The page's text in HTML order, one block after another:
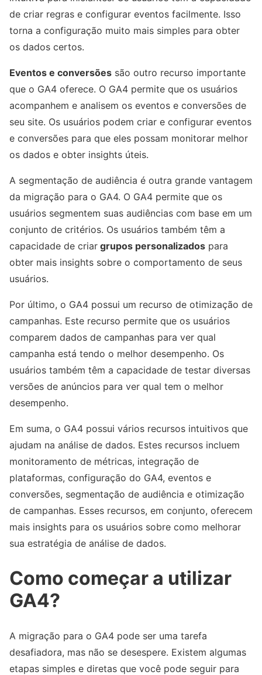
de criar regras e configurar eventos facilmente. Isso
torna a configuração muito mais simples para obter
os dados certos.
Eventos e conversões são outro recurso importante
que o GA4 oferece. O GA4 permite que os usuários
acompanhem e analisem os eventos e conversões de
seu site. Os usuários podem criar e configurar eventos
e conversões para que eles possam monitorar melhor
os dados e obter insights úteis.
A segmentação de audiência é outra grande vantagem
da migração para o GA4. O GA4 permite que os
usuários segmentem suas audiências com base em um
conjunto de critérios. Os usuários também têm a
capacidade de criar grupos personalizados para
obter mais insights sobre o comportamento de seus
usuários.
Por último, o GA4 possui um recurso de otimização de
campanhas. Este recurso permite que os usuários
comparem dados de campanhas para ver qual
campanha está tendo o melhor desempenho. Os
usuários também têm a capacidade de testar diversas
versões de anúncios para ver qual tem o melhor
desempenho.
Em suma, o GA4 possui vários recursos intuitivos que
ajudam na análise de dados. Estes recursos incluem
monitoramento de métricas, integração de
plataformas, configuração do GA4, eventos e
conversões, segmentação de audiência e otimização
de campanhas. Esses recursos, em conjunto, oferecem
mais insights para os usuários sobre como melhorar
sua estratégia de análise de dados.
Como começar a utilizar
GA4?
A migração para o GA4 pode ser uma tarefa
desafiadora, mas não se desespere. Existem algumas
etapas simples e diretas que você pode seguir para